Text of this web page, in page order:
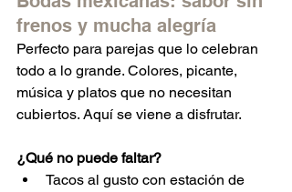
frenos y mucha alegría
Perfecto para parejas que lo celebran
todo a lo grande. Colores, picante,
música y platos que no necesitan
cubiertos. Aquí se viene a disfrutar.
¿Qué no puede faltar?
Tacos al gusto con estación de